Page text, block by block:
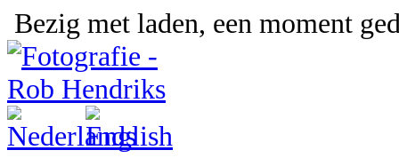
Bezig met laden, een moment